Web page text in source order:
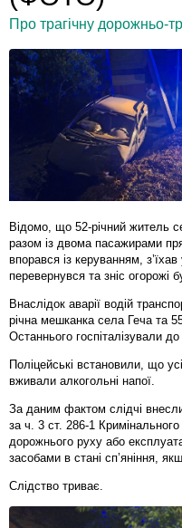
Про трагічну дорожньо-
Відомо, що 52-річний житель
разом із двома пасажирами
впорався із керуванням,
перевернувся та зніс огорожі
Внаслідок аварії водій
річна мешканка села Геча та
Останнього госпіталізували до
Поліцейські встановили, що
вживали алкогольні напої.
За даним фактом слідчі
за ч. 3 ст. 286-1
дорожнього руху або
засобами в стані сп’яніння,
Слідство триває.